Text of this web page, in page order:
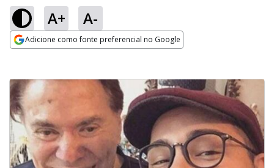
A+ A-
Adicione como fonte preferencial no Google